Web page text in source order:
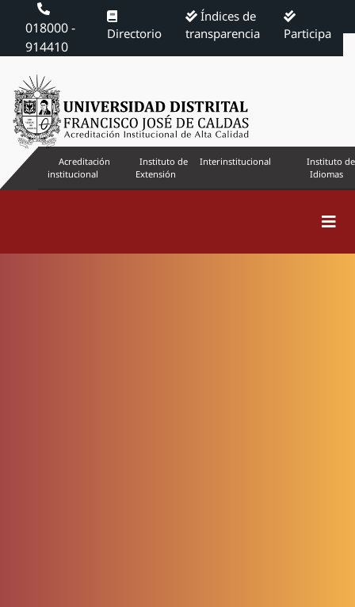
018000 -
914410
Directorio
Índices de
transparencia
Participa
Acreditación
institucional
Instituto de
Extensión
Interinstitucional
Instituto de
Idiomas